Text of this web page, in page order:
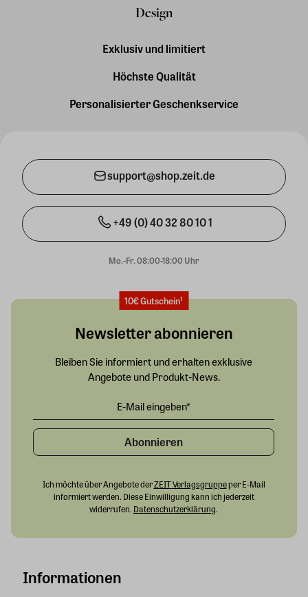
Design
Exklusiv und limitiert
Höchste Qualität
Personalisierter Geschenkservice
support@shop.zeit.de
+49 (0) 40 32 80 10 1
Mo.-Fr. 08:00-18:00 Uhr
Informationen
10€ Gutschein¹
Newsletter abonnieren
Bleiben Sie informiert und erhalten exklusive
Angebote und Produkt-News.
Abonnieren
Ich möchte über Angebote derZEIT Verlagsgruppeper E-Mail
informiert werden. Diese Einwilligung kann ich jederzeit
widerrufen. Datenschutzerklärung.